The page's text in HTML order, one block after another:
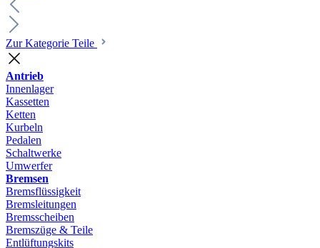
Zur Kategorie Teile
Antrieb
Innenlager
Kassetten
Ketten
Kurbeln
Pedalen
Schaltwerke
Umwerfer
Bremsen
Bremsflüssigkeit
Bremsleitungen
Bremsscheiben
Bremszüge & Teile
Entlüftungskits